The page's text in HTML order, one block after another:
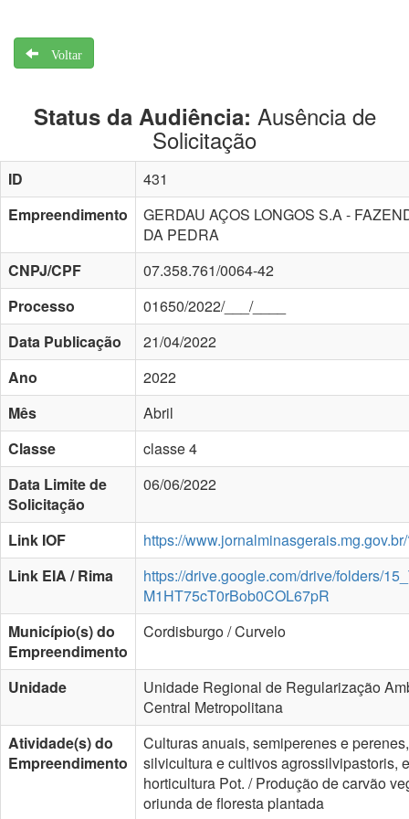
Voltar
Status da Audiência: Ausência de
Solicitação
ID
431
Empreendimento
GERDAU AÇOS LONGOS S.A -
DA PEDRA
CNPJ/CPF
07.358.761/0064-42
Processo
01650/2022/___/____
Data Publicação
21/04/2022
Ano
2022
Mês
Abril
Classe
classe 4
Data Limite de
Solicitação
06/06/2022
Link IOF
https://
Link EIA / Rima
https://drive.google.com/drive/folders/
M1HT75cT0rBob0COL67pR
Município(s) do
Empreendimento
Cordisburgo / Curvelo
Unidade
Unidade Regional de Regularização
Central Metropolitana
Atividade(s) do
Empreendimento
Culturas anuais, semiperenes e perenes,
silvicultura e cultivos agrossilvipastoris,
horticultura Pot. / Produção de carvão
oriunda de floresta plantada